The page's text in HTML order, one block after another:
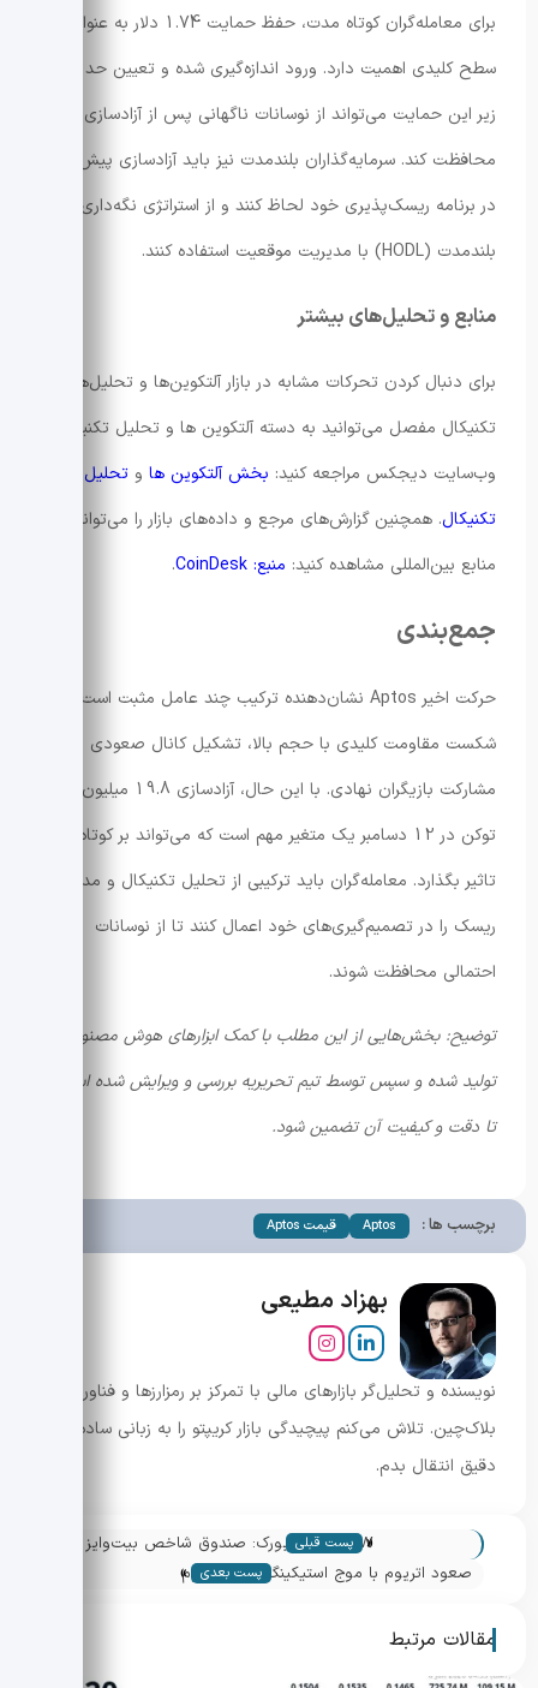
برای معامله‌گران کوتاه مدت، حفظ حمایت 1.74 دلار به عنوان
سطح کلیدی اهمیت دارد. ورود اندازه‌گیری شده و تعیین حد ضرر
زیر این حمایت می‌تواند از نوسانات ناگهانی پس از آزادسازی
محافظت کند. سرمایه‌گذاران بلندمدت نیز باید آزادسازی پیش رو را
در برنامه ریسک‌پذیری خود لحاظ کنند و از استراتژی نگه‌داری
بلندمدت (HODL) با مدیریت موقعیت استفاده کنند.
منابع و تحلیل‌های بیشتر
برای دنبال کردن تحرکات مشابه در بازار آلتکوین‌ها و تحلیل‌های
تکنیکال مفصل می‌توانید به دسته آلتکوین ها و تحلیل تکنیکال
وب‌سایت دیجکس مراجعه کنید: بخش آلتکوین ها و تحلیل
تکنیکال. همچنین گزارش‌های مرجع و داده‌های بازار را می‌توانید در
منابع بین‌المللی مشاهده کنید: منبع: CoinDesk .
جمع‌بندی
حرکت اخیر Aptos نشان‌دهنده ترکیب چند عامل مثبت است:
شکست مقاومت کلیدی با حجم بالا، تشکیل کانال صعودی و
مشارکت بازیگران نهادی. با این حال، آزادسازی 19.8 میلیون دلار
توکن در 12 دسامبر یک متغیر مهم است که می‌تواند بر کوتاه‌مدت
تاثیر بگذارد. معامله‌گران باید ترکیبی از تحلیل تکنیکال و مدیریت
ریسک را در تصمیم‌گیری‌های خود اعمال کنند تا از نوسانات
احتمالی محافظت شوند.
توضیح: بخش‌هایی از این مطلب با کمک ابزارهای هوش مصنوعی
تولید شده و سپس توسط تیم تحریریه بررسی و ویرایش شده است
تا دقت و کیفیت آن تضمین شود.
برچسب ها : Aptos قیمت Aptos
بهزاد مطیعی
نویسنده و تحلیل‌گر بازارهای مالی با تمرکز بر رمزارزها و فناوری
بلاک‌چین. تلاش می‌کنم پیچیدگی بازار کریپتو را به زبانی ساده و
دقیق انتقال بدم.
« پست قبلی
BITW در نیویورک: صندوق شاخص بیت‌وایز
چگونه چشم مؤسسات را به بازار کوین‌ها
صعود اتریوم با موج استیکینگ؛ ETF اتریوم
پست بعدی »
مقالات مرتبط